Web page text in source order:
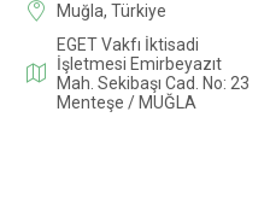
Muğla, Türkiye
EGET Vakfı İktisadi
İşletmesi Emirbeyazıt
Mah. Sekibaşı Cad. No: 23
Menteşe / MUĞLA